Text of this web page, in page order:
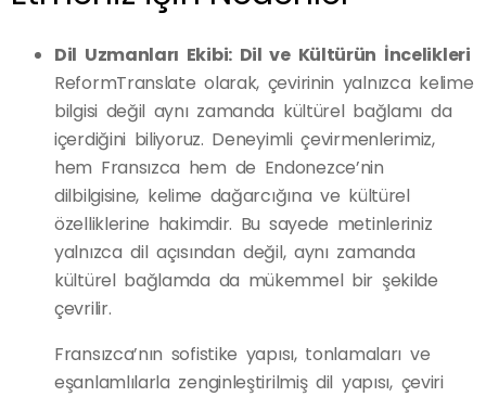
Dil Uzmanları Ekibi: Dil ve Kültürün İncelikleri
ReformTranslate olarak, çevirinin yalnızca kelime
bilgisi değil aynı zamanda kültürel bağlamı da
içerdiğini biliyoruz. Deneyimli çevirmenlerimiz,
hem Fransızca hem de Endonezce’nin
dilbilgisine, kelime dağarcığına ve kültürel
özelliklerine hakimdir. Bu sayede metinleriniz
yalnızca dil açısından değil, aynı zamanda
kültürel bağlamda da mükemmel bir şekilde
çevrilir.
Fransızca’nın sofistike yapısı, tonlamaları ve
eşanlamlılarla zenginleştirilmiş dil yapısı, çeviri